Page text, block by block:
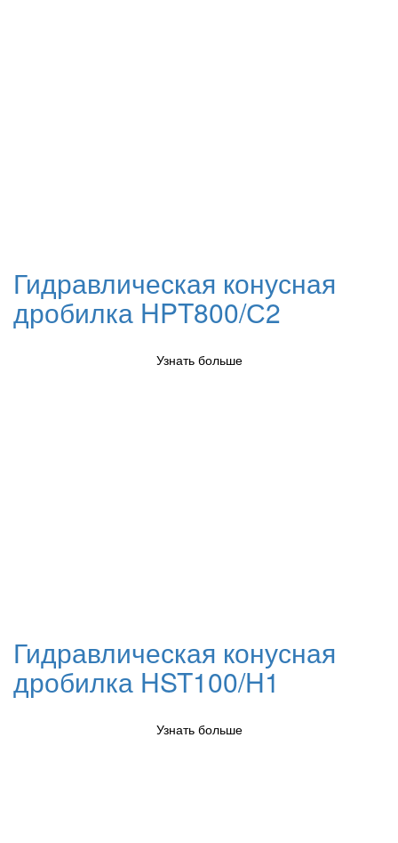
Гидравлическая конусная
дробилка HPT800/С2
Узнать больше
Гидравлическая конусная
дробилка HST100/H1
Узнать больше